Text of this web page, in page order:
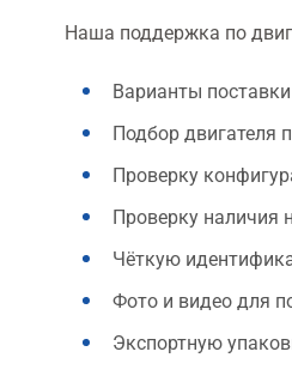
Наша поддержка по
Варианты поставки
Подбор двигателя
Проверку
Проверку наличия
Чёткую
Фото и видео для
Экспортную